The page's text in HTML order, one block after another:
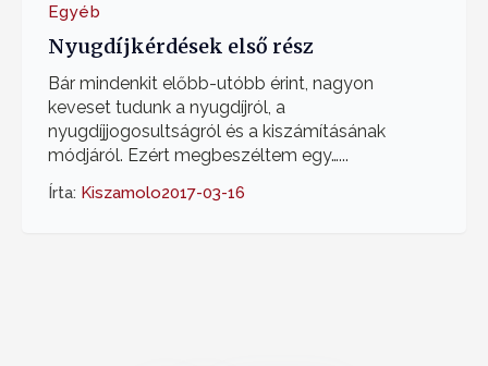
Egyéb
Nyugdíjkérdések első rész
Bár mindenkit előbb-utóbb érint, nagyon
keveset tudunk a nyugdíjról, a
nyugdíjjogosultságról és a kiszámításának
módjáról. Ezért megbeszéltem egy…...
Írta: Kiszamolo2017-03-16